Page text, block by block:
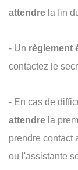
attendre la fin
- Un règlement
contactez le
- En cas de
attendre la
prendre contact
ou l'assistante